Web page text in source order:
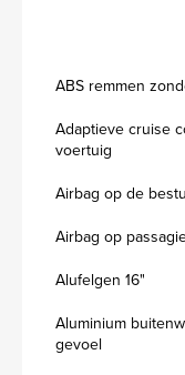
ABS remmen
Adaptieve cruise
voertuig
Airbag op de
Airbag op
Alufelgen 16"
Aluminium
gevoel